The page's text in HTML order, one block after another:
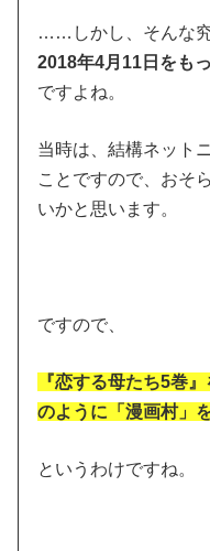
……しかし、そんな究
2018年4月11日をも
ですよね。
当時は、結構ネット
ことですので、おそ
いかと思います。
ですので、
『恋する母たち5巻
のように「漫画村」
というわけですね。